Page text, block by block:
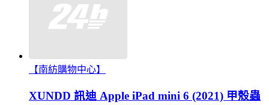
【南紡購物中心】
XUNDD 訊迪 Apple iPad mini 6 (2021) 甲殼蟲